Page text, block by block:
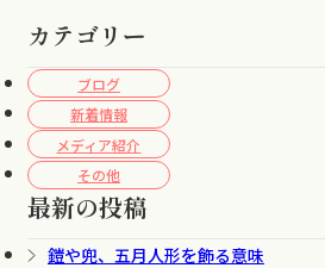
カテゴリー
ブログ
新着情報
メディア紹介
その他
最新の投稿
鎧や兜、五月人形を飾る意味